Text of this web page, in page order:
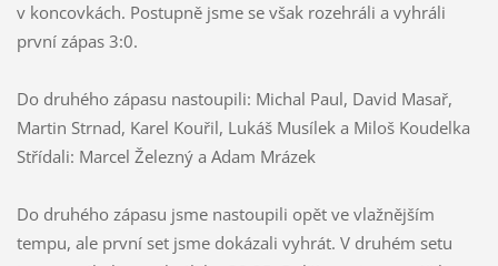
v koncovkách. Postupně jsme se však rozehráli a vyhráli
první zápas 3:0.
Do druhého zápasu nastoupili: Michal Paul, David Masař,
Martin Strnad, Karel Kouřil, Lukáš Musílek a Miloš Koudelka
Střídali: Marcel Železný a Adam Mrázek
Do druhého zápasu jsme nastoupili opět ve vlažnějším
tempu, ale první set jsme dokázali vyhrát. V druhém setu